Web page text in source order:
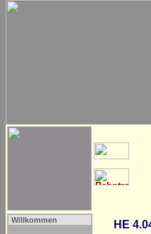
Willkommen HE